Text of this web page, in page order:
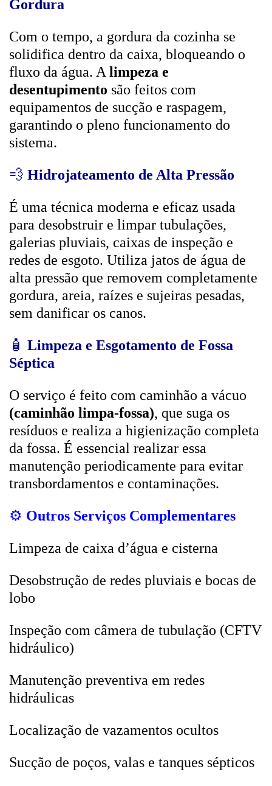
Gordura
Com o tempo, a gordura da cozinha se
solidifica dentro da caixa, bloqueando o
fluxo da água. A limpeza e
desentupimento são feitos com
equipamentos de sucção e raspagem,
garantindo o pleno funcionamento do
sistema.
💨 Hidrojateamento de Alta Pressão
É uma técnica moderna e eficaz usada
para desobstruir e limpar tubulações,
galerias pluviais, caixas de inspeção e
redes de esgoto. Utiliza jatos de água de
alta pressão que removem completamente
gordura, areia, raízes e sujeiras pesadas,
sem danificar os canos.
🧴 Limpeza e Esgotamento de Fossa
Séptica
O serviço é feito com caminhão a vácuo
(caminhão limpa-fossa), que suga os
resíduos e realiza a higienização completa
da fossa. É essencial realizar essa
manutenção periodicamente para evitar
transbordamentos e contaminações.
⚙️ Outros Serviços Complementares
Limpeza de caixa d’água e cisterna
Desobstrução de redes pluviais e bocas de
lobo
Inspeção com câmera de tubulação (CFTV
hidráulico)
Manutenção preventiva em redes
hidráulicas
Localização de vazamentos ocultos
Sucção de poços, valas e tanques sépticos